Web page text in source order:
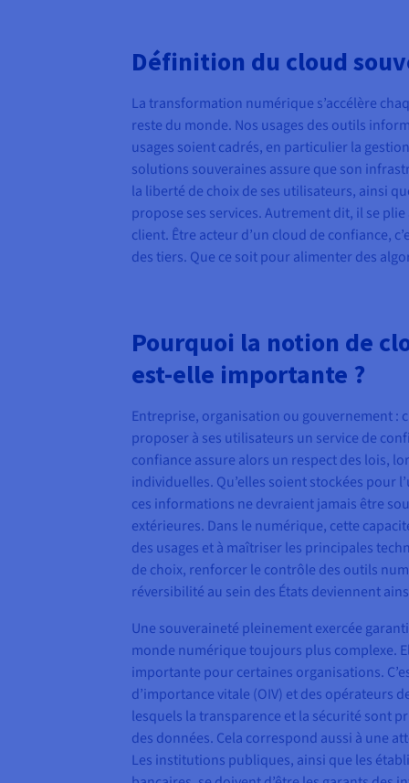
Définition du cloud
La transformation numérique s’accélère
reste du monde. Nos usages des outils
usages soient cadrés, en particulier la
solutions souveraines assure que son
la liberté de choix de ses utilisateurs, ainsi
propose ses services. Autrement dit, il se
client. Être acteur d’un cloud de confiance,
des tiers. Que ce soit pour alimenter des
Pourquoi la notion de
est-elle importante ?
Entreprise, organisation ou gouvernement :
proposer à ses utilisateurs un service de
confiance assure alors un respect des lois,
individuelles. Qu’elles soient stockées pour
ces informations ne devraient jamais être
extérieures. Dans le numérique, cette
des usages et à maîtriser les principales
de choix, renforcer le contrôle des outils
réversibilité au sein des États deviennent
Une souveraineté pleinement exercée
monde numérique toujours plus complexe.
importante pour certaines organisations.
d’importance vitale (OIV) et des opérateurs
lesquels la transparence et la sécurité sont
des données. Cela correspond aussi à une
Les institutions publiques, ainsi que les